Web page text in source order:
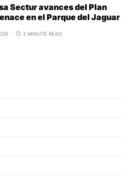
Sectur avances del Plan
en el Parque del Jaguar
2 MINUTE READ